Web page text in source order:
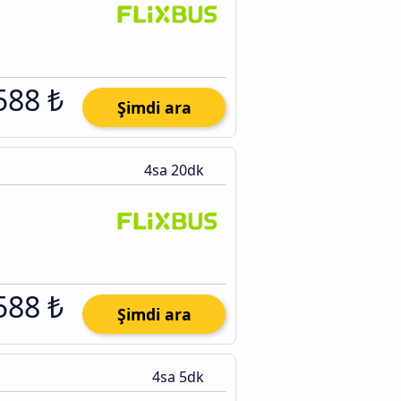
₺ Şimdi ara
4sa 20dk
₺ Şimdi ara
4sa 5dk